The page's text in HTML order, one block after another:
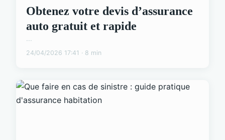
Obtenez votre devis d’assurance
auto gratuit et rapide
...
24/04/2026 17:41 · 8 min